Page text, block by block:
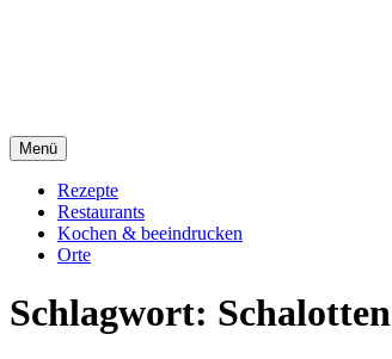
Menü
Rezepte
Restaurants
Kochen & beeindrucken
Orte
Schlagwort: Schalotten